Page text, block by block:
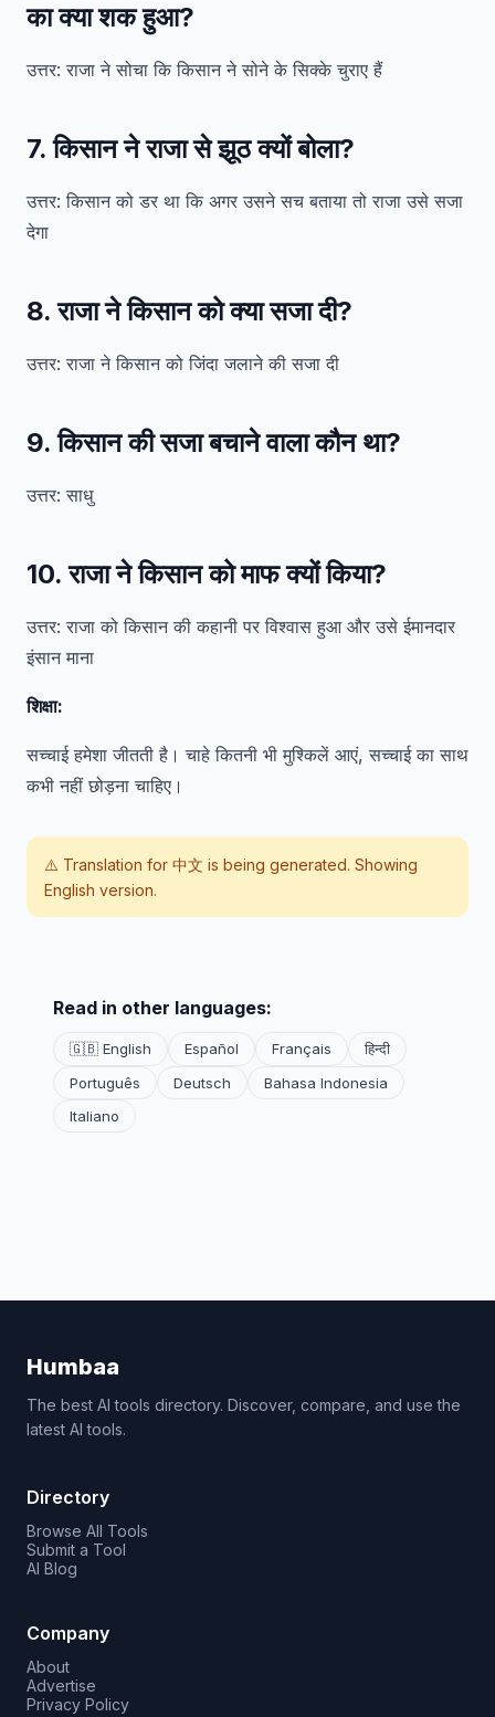
का क्या शक हुआ?
उत्तर: राजा ने सोचा कि किसान ने सोने के सिक्के चुराए हैं
7. किसान ने राजा से झूठ क्यों बोला?
उत्तर: किसान को डर था कि अगर उसने सच बताया तो राजा उसे सजा
देगा
8. राजा ने किसान को क्या सजा दी?
उत्तर: राजा ने किसान को जिंदा जलाने की सजा दी
9. किसान की सजा बचाने वाला कौन था?
उत्तर: साधु
10. राजा ने किसान को माफ क्यों किया?
उत्तर: राजा को किसान की कहानी पर विश्वास हुआ और उसे ईमानदार
इंसान माना
शिक्षा:
सच्चाई हमेशा जीतती है। चाहे कितनी भी मुश्किलें आएं, सच्चाई का साथ
कभी नहीं छोड़ना चाहिए।
⚠️ Translation for 中文 is being generated. Showing
English version.
Read in other languages:
🇬🇧 English Español Français
हिन्दी
Português
Deutsch
Bahasa Indonesia
Italiano
Humbaa
The best AI tools directory. Discover, compare, and use the
latest AI tools.
Directory
Browse All Tools
Submit a Tool
AI Blog
Company
About
Advertise
Privacy Policy